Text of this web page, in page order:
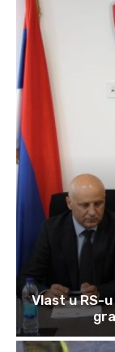
Vlast u RS-